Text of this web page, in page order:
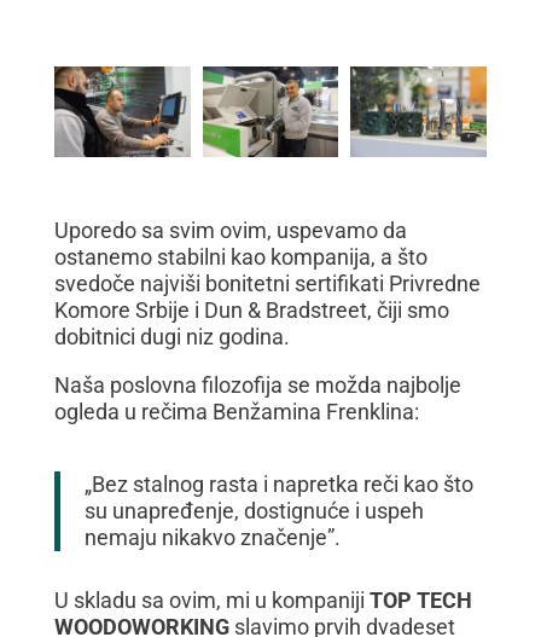
Uporedo sa svim ovim, uspevamo da
ostanemo stabilni kao kompanija, a što
svedoče najviši bonitetni sertifikati Privredne
Komore Srbije i Dun & Bradstreet, čiji smo
dobitnici dugi niz godina.
Naša poslovna filozofija se možda najbolje
ogleda u rečima Benžamina Frenklina:
„Bez stalnog rasta i napretka reči kao što
su unapređenje, dostignuće i uspeh
nemaju nikakvo značenje”.
U skladu sa ovim, mi u kompaniji TOP TECH
WOODOWORKINGslavimo prvih dvadeset